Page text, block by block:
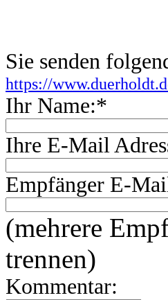
Sie senden
https://
Ihr Name:*
Ihre E-Mail
Empfänger E-
(mehrere
trennen)
Kommentar: